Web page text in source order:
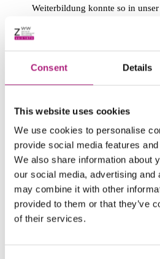
Consent Details
This website uses cookies
We use cookies to personalise
provide social media features
We also share information about
our social media, advertising and
may combine it with other
provided to them or that they’ve
of their services.
Weiterbildung konnte so in
zugeschnittenen
Was sind die
passt zu mir?
Ein MBA-Studium bietet eine
die einen beruflichen Aufstieg
Gleichzeitig ist die
Studiengang mit einem großen
verbunden – mit etwa ein bis
gerechnet werden. Eine gute
ausschlaggebend, um Studium
zu stemmen und dabei nichts zu